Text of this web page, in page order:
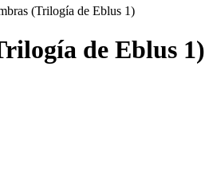
(Trilogía de Eblus 1)
de Eblus 1)